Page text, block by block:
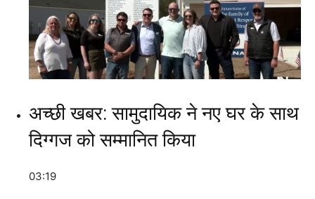
अच्छी खबर: सामुदायिक ने नए घर के साथ
दिग्गज को सम्मानित किया
03:19